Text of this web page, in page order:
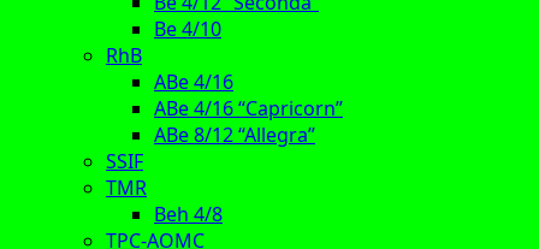
Be 4/10
RhB
ABe 4/16
ABe 4/16 “Capricorn”
ABe 8/12 “Allegra”
SSIF
TMR
Beh 4/8
TPC-AOMC